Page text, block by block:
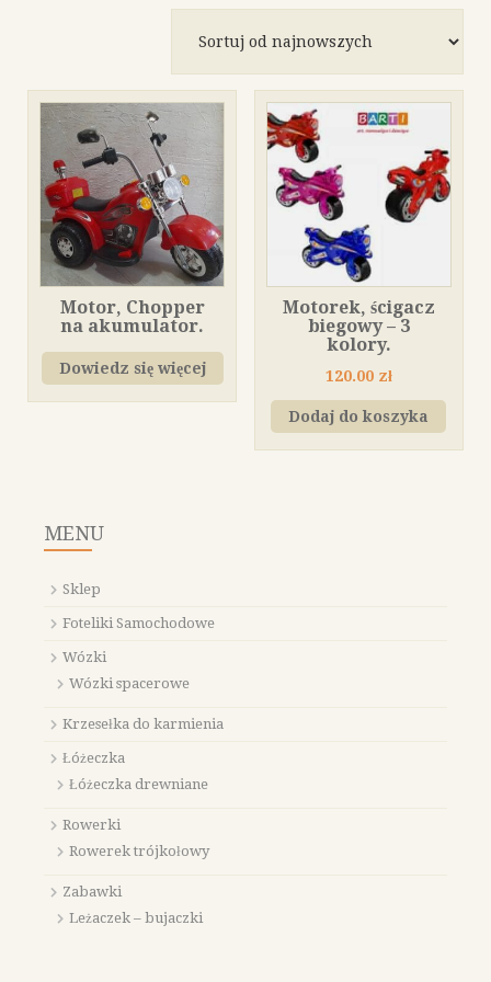
Motor, Chopper
na akumulator.
Dowiedz się więcej
Motorek, ścigacz
biegowy – 3
kolory.
120.00 zł
Dodaj do koszyka
MENU
Sklep
Foteliki Samochodowe
Wózki
Wózki spacerowe
Krzesełka do karmienia
Łóżeczka
Łóżeczka drewniane
Rowerki
Rowerek trójkołowy
Zabawki
Leżaczek – bujaczki